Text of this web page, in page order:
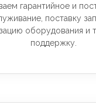
гарантийное и
поставку
оборудования и
поддержку.